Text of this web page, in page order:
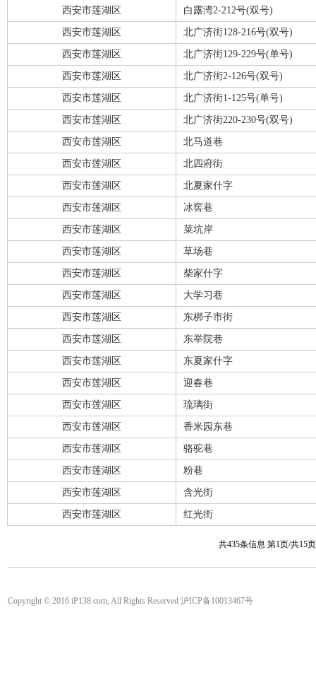
西安市莲湖区 白露湾2-212号(双号)
西安市莲湖区 北广济街128-216号(双号)
西安市莲湖区 北广济街129-229号(单号)
西安市莲湖区 北广济街2-126号(双号)
西安市莲湖区 北广济街1-125号(单号)
西安市莲湖区 北广济街220-230号(双号)
西安市莲湖区 北马道巷
西安市莲湖区 北四府街
西安市莲湖区 北夏家什字
西安市莲湖区 冰窖巷
西安市莲湖区 菜坑岸
西安市莲湖区 草场巷
西安市莲湖区 柴家什字
西安市莲湖区 大学习巷
西安市莲湖区 东梆子市街
西安市莲湖区 东举院巷
西安市莲湖区 东夏家什字
西安市莲湖区 迎春巷
西安市莲湖区 琉璃街
西安市莲湖区 香米园东巷
西安市莲湖区 骆驼巷
西安市莲湖区 粉巷
西安市莲湖区 含光街
西安市莲湖区 红光街
共435条信息 第1页/共15
Copyright © 2016 iP138.com, All Rights Reserved 沪ICP备10013467号